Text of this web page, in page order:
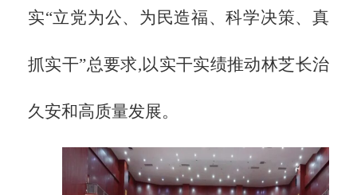
实“立党为公、为民造福、科学决策、真
抓实干”总要求,以实干实绩推动林芝长治
久安和高质量发展。